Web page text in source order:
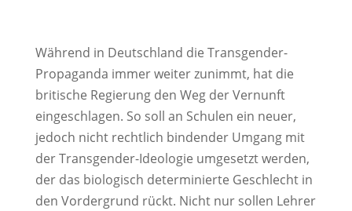
Während in Deutschland die Transgender-
Propaganda immer weiter zunimmt, hat die
britische Regierung den Weg der Vernunft
eingeschlagen. So soll an Schulen ein neuer,
jedoch nicht rechtlich bindender Umgang mit
der Transgender-Ideologie umgesetzt werden,
der das biologisch determinierte Geschlecht in
den Vordergrund rückt. Nicht nur sollen Lehrer